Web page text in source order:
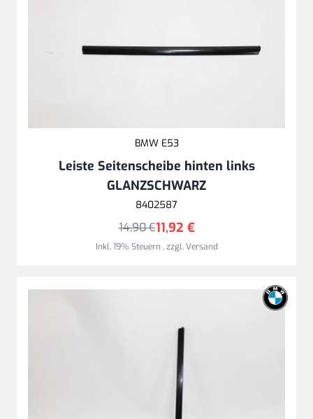
BMW E53
Leiste Seitenscheibe hinten links
GLANZSCHWARZ
8402587
11,92 €
14,90 €
Inkl. 19% Steuern,zzgl.Versand